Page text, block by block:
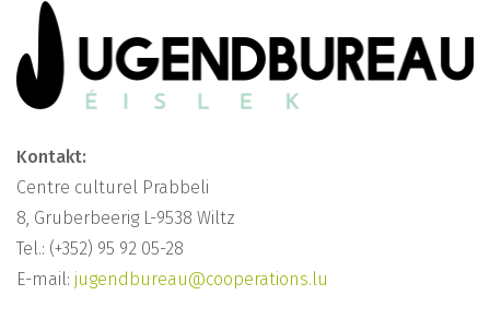
Kontakt:
Centre culturel Prabbeli
8, Gruberbeerig L-9538 Wiltz
Tel.: (+352) 95 92 05-28
E-mail: jugendbureau@cooperations.lu